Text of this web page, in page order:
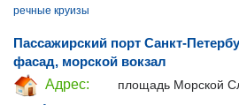
речные круизы
Пассажирский порт Санкт-
фасад, морской вокзал
Адрес:
площадь Морской